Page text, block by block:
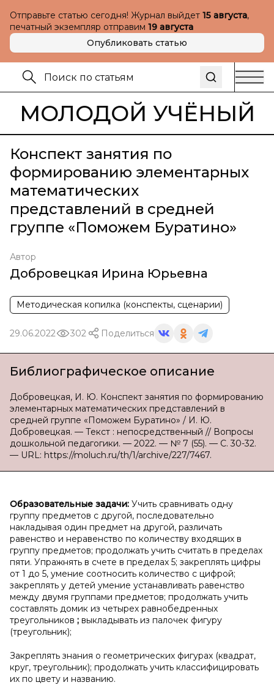
Отправьте статью сегодня! Журнал выйдет 15 августа,
печатный экземпляр отправим 19 августа
Опубликовать статью
МОЛОДОЙ УЧЁНЫЙ
Конспект занятия по
формированию элементарных
математических
представлений в средней
группе «Поможем Буратино»
Автор
Добровецкая Ирина Юрьевна
Методическая копилка (конспекты, сценарии)
29.06.2022 302 Поделиться
Библиографическое описание
Добровецкая, И. Ю. Конспект занятия по формированию
элементарных математических представлений в
средней группе «Поможем Буратино» / И. Ю.
Добровецкая. — Текст : непосредственный // Вопросы
дошкольной педагогики. — 2022. — № 7 (55). — С. 30-32.
— URL: https://moluch.ru/th/1/archive/227/7467.
Образовательные задачи: Учить сравнивать одну
группу предметов с другой, последовательно
накладывая один предмет на другой, различать
равенство и неравенство по количеству входящих в
группу предметов; продолжать учить считать в пределах
пяти. Упражнять в счете в пределах 5; закреплять цифры
от 1 до 5, умение соотносить количество с цифрой;
закреплять у детей умение устанавливать равенство
между двумя группами предметов; продолжать учить
составлять домик из четырех равнобедренных
треугольников ; выкладывать из палочек фигуру
(треугольник);
Закреплять знания о геометрических фигурах (квадрат,
круг, треугольник); продолжать учить классифицировать
их по цвету и названию.